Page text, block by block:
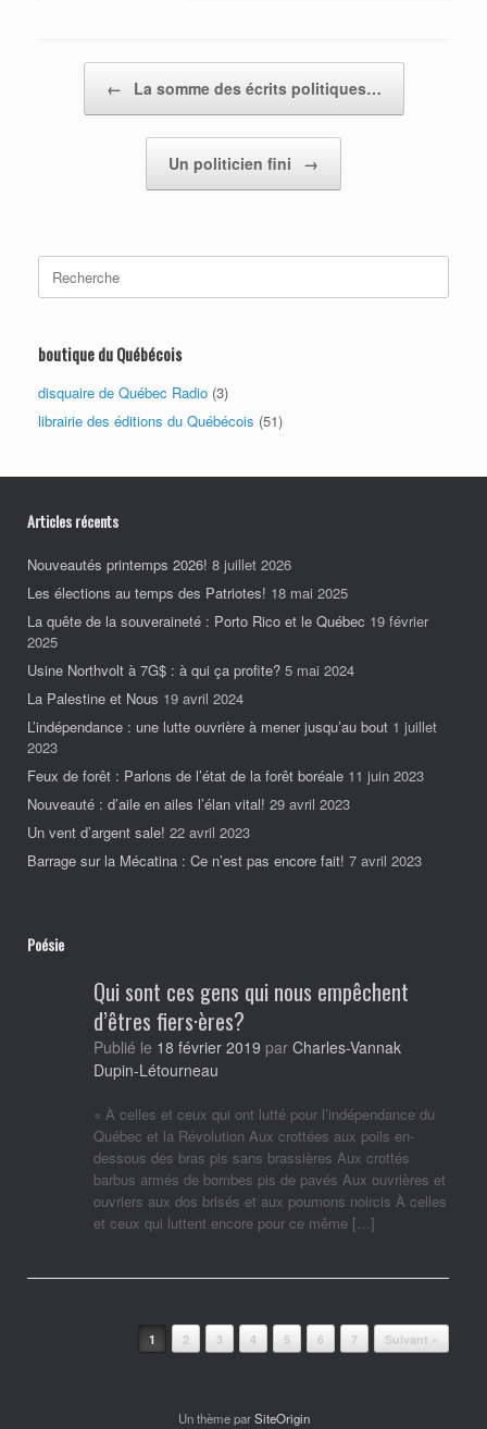
← La somme des écrits politiques…
Un politicien fini →
for:
boutique du Québécois
disquaire de Québec Radio (3)
librairie des éditions du Québécois (51)
Articles récents
Nouveautés printemps 2026! 8 juillet 2026
Les élections au temps des Patriotes! 18 mai 2025
La quête de la souveraineté : Porto Rico et le Québec 19 février
2025
Usine Northvolt à 7G$ : à qui ça profite? 5 mai 2024
La Palestine et Nous 19 avril 2024
L’indépendance : une lutte ouvrière à mener jusqu’au bout 1 juillet
2023
Feux de forêt : Parlons de l’état de la forêt boréale 11 juin 2023
Nouveauté : d’aile en ailes l’élan vital! 29 avril 2023
Un vent d’argent sale! 22 avril 2023
Barrage sur la Mécatina : Ce n’est pas encore fait! 7 avril 2023
Poésie
Qui sont ces gens qui nous empêchent
d’êtres fiers·ères?
Publié le 18 février 2019 par Charles-Vannak
Dupin-Létourneau
« À celles et ceux qui ont lutté pour l’indépendance du
Québec et la Révolution Aux crottées aux poils en-
dessous des bras pis sans brassières Aux crottés
barbus armés de bombes pis de pavés Aux ouvrières et
ouvriers aux dos brisés et aux poumons noircis À celles
et ceux qui luttent encore pour ce même […]
1 2 3 4 5 6 7 Suivant »
Un thème parSiteOrigin